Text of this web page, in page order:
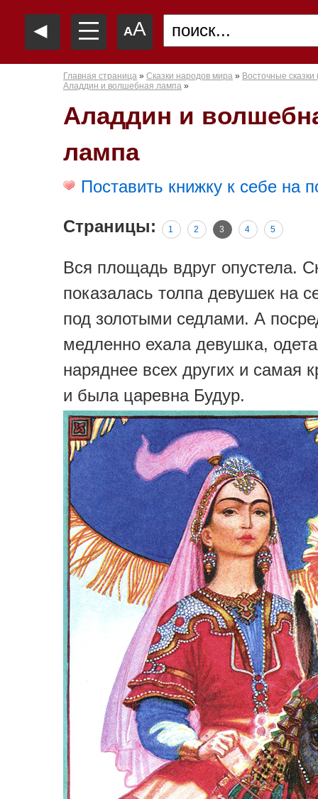
◄ —
—
— AA
Главная страница » Сказки народов мира » Восточные сказки
Аладдин и волшебная лампа »
Аладдин и
лампа
Поставить книжку к себе на
Страницы: 1 2 3 4 5
Вся площадь вдруг опустела.
показалась толпа девушек на
под золотыми седлами. А
медленно ехала девушка,
наряднее всех других и самая
и была царевна Будур.